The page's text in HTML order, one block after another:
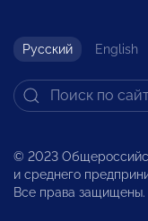
Русский English
© 2023
и среднего
Все права защищены.